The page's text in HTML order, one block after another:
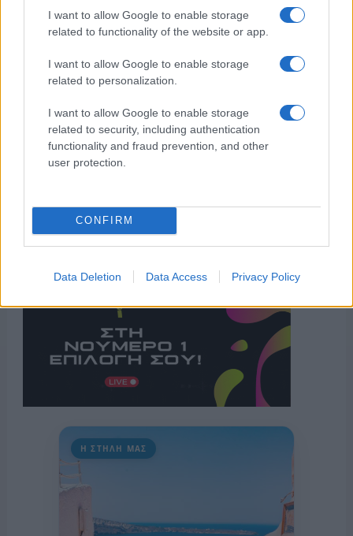
I want to allow Google to enable storage
related to functionality of the website or app.
I want to allow Google to enable storage
related to personalization.
I want to allow Google to enable storage
related to security, including authentication
functionality and fraud prevention, and other
user protection.
CONFIRM
Data Deletion Data Access Privacy Policy
Η ΣΤΗΛΗ ΜΑΣ